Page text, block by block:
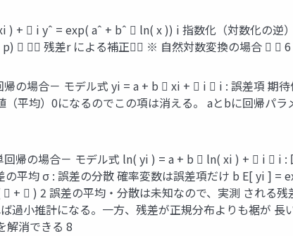
) +  i yˆ = exp( aˆ + bˆ  ln( x )) i 指数化（対数化の
  残差r による補正 ※ 自然対数変換の場合   6
の場合－ モデル式 yi = a + b  xi +  i  i : 誤差項 期
平均）0になるのでこの項は消える。 aとbに回帰パ
帰の場合－ モデル式 ln( yi ) = a + b  ln( xi ) +  i  i
平均 σ : 誤差の分散 確率変数は誤差項だけ b E[ yi ]
+  ) 2 誤差の平均・分散は未知なので、実測 される
小推計になる。一方、残差が正規分布よりも裾が 長
解消できる 8